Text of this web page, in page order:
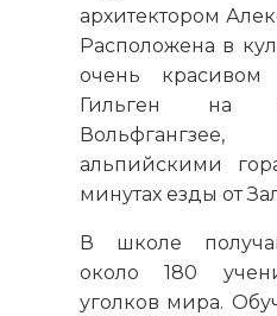
архитектором
Расположена в
очень красивом
Гильген на
альпийскими
минутах езды от
В школе
около 180
уголков мира.